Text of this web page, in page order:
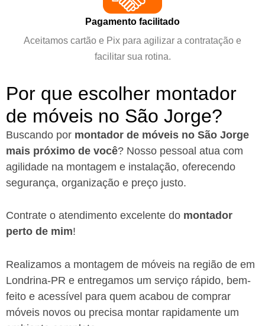
Pagamento facilitado
Aceitamos cartão e Pix para agilizar a contratação e
facilitar sua rotina.
Por que escolher montador
de móveis no São Jorge?
Buscando por montador de móveis no São Jorge
mais próximo de você? Nosso pessoal atua com
agilidade na montagem e instalação, oferecendo
segurança, organização e preço justo.
Contrate o atendimento excelente do montador
perto de mim!
Realizamos a montagem de móveis na região de em
Londrina-PR e entregamos um serviço rápido, bem-
feito e acessível para quem acabou de comprar
móveis novos ou precisa montar rapidamente um